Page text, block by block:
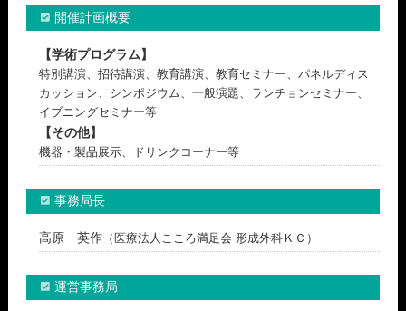
開催計画概要
【学術プログラム】
特別講演、招待講演、教育講演、教育セミナー、パネルディス
カッション、シンポジウム、一般演題、ランチョンセミナー、
イブニングセミナー等
【その他】
機器・製品展示、ドリンクコーナー等
事務局長
高原 英作（医療法人こころ満足会 形成外科ＫＣ）
運営事務局